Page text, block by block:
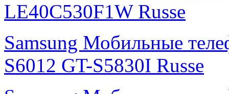
LE40C530F1W Russe
Samsung Мобильные
S6012 GT-S5830I Russe